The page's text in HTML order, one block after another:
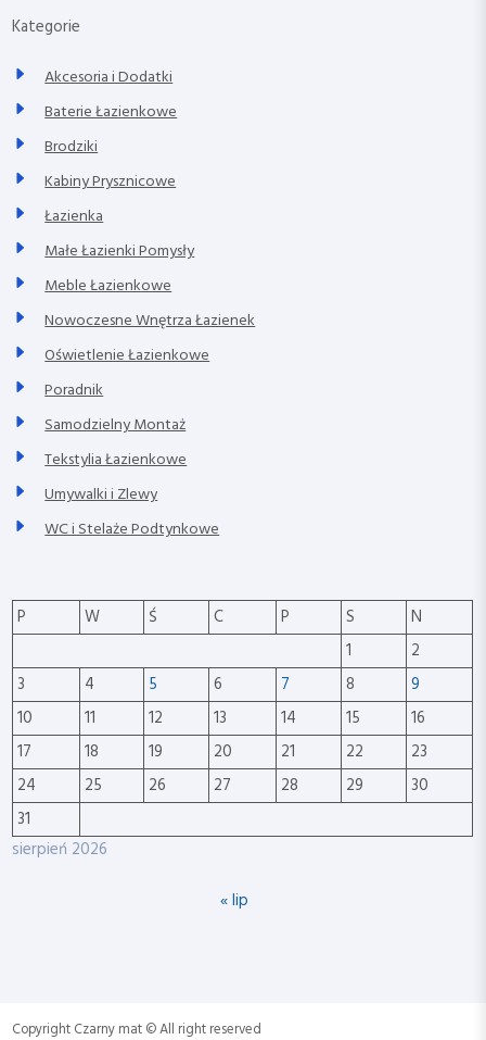
Kategorie
Akcesoria i Dodatki
Baterie Łazienkowe
Brodziki
Kabiny Prysznicowe
Łazienka
Małe Łazienki Pomysły
Meble Łazienkowe
Nowoczesne Wnętrza Łazienek
Oświetlenie Łazienkowe
Poradnik
Samodzielny Montaż
Tekstylia Łazienkowe
Umywalki i Zlewy
WC i Stelaże Podtynkowe
sierpień 2026
P W Ś C P S
N
1
2
3
4 5 6 7 8
9
10
11 12 13 14 15
16
17
18 19 20 21 22
23
24
25 26 27 28 29
30
31
« lip
Copyright Czarny mat © All right reserved